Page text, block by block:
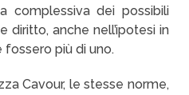
complessiva dei possibili
diritto, anche nell’ipotesi in
fossero più di uno.
Cavour, le stesse norme,